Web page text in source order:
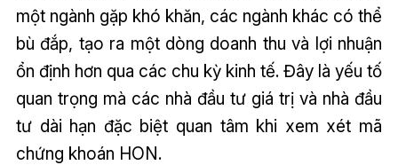
một ngành gặp khó khăn, các ngành khác có thể
bù đắp, tạo ra một dòng doanh thu và lợi nhuận
ổn định hơn qua các chu kỳ kinh tế. Đây là yếu tố
quan trọng mà các nhà đầu tư giá trị và nhà đầu
tư dài hạn đặc biệt quan tâm khi xem xét mã
chứng khoán HON.